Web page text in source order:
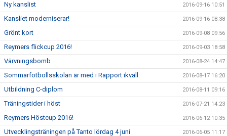
Ny kanslist 2016-09-16 10:51
Kansliet moderniserar! 2016-09-16 08:38
Grönt kort 2016-09-08 09:56
Reymers flickcup 2016! 2016-09-03 18:58
Värvningsbomb 2016-08-24 14:47
Sommarfotbollsskolan är med i Rapport ikväll 2016-08-17 16:20
Utbildning C-diplom 2016-08-11 09:16
Träningstider i höst 2016-07-21 14:23
Reymers Höstcup 2016! 2016-06-12 10:35
Utvecklingsträningen på Tanto lördag 4 juni 2016-06-05 11:17